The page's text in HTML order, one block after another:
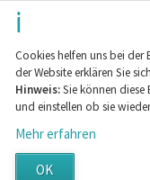
Cookies helfen uns bei der
der Website erklären Sie
Hinweis:Sie können diese
und einstellen ob sie
Mehr erfahren
OK